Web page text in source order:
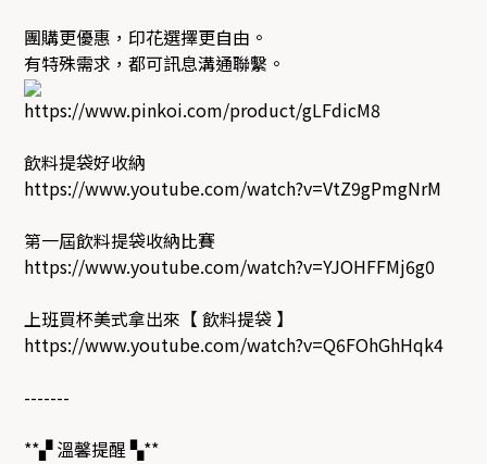
團購更優惠，印花選擇更自由。
有特殊需求，都可訊息溝通聯繫。
https://www.pinkoi.com/product/gLFdicM8
飲料提袋好收納
https://www.youtube.com/watch?v=VtZ9gPmgNrM
第一屆飲料提袋收納比賽
https://www.youtube.com/watch?v=YJOHFFMj6g0
上班買杯美式拿出來【 飲料提袋 】
https://www.youtube.com/watch?v=Q6FOhGhHqk4
-------
**▞ 溫馨提醒 ▚**